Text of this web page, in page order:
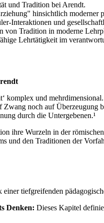
und Tradition bei Arendt.
hinsichtlich moderner
Interaktionen und
Tradition in moderne
Lehrtätigkeit im
komplex und
noch auf
durch die Untergebenen.¹
ihre Wurzeln in der
und den Traditionen der
tiefgreifenden
Denken: Dieses Kapitel